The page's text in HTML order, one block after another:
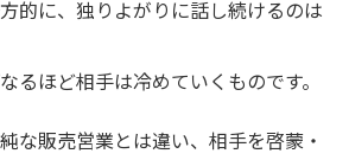
的に、独りよがりに話し続けるのは
るほど相手は冷めていくものです。
な販売営業とは違い、相手を啓蒙・